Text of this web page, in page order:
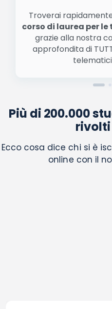
Troverai
corso di laurea per le
grazie alla nostra
approfondita di
telematici
Più di 200.000
rivolti
Ecco cosa dice chi si è
online con il